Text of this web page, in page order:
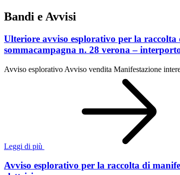
Bandi e Avvisi
Ulteriore avviso esplorativo per la
sommacampagna n. 28 verona –
Avviso esplorativo Avviso vendita Manifestazione
Leggi di più
Avviso esplorativo per la raccolta di